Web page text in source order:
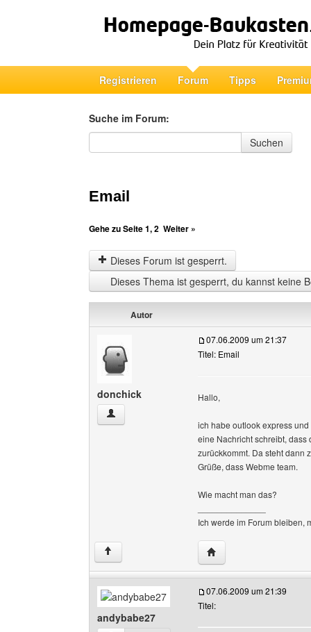
Registrieren Forum Tipps
Suche im Forum:
Suche im Forum
Suchen
Email
Gehe zu Seite1,2 Weiter »
Dieses Forum ist gesperrt.
Dieses Thema ist gesperrt, du kannst keine
Autor
donchick
donchick Benutzer-Profile anzeigen
07.06.2009 um 21:37
Titel: Email
Hallo,
ich habe outlook express
eine Nachricht schreibt,
zurückkommt. Da steht dann
Grüße, dass Webme team.
Wie macht man das?
Ich werde im Forum bleiben,
↑ Website dieses
andybabe27
07.06.2009 um 21:39
Titel: